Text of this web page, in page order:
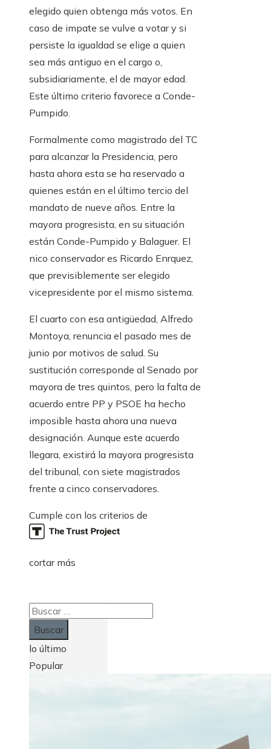
elegido quien obtenga más votos. En
caso de impate se vulve a votar y si
persiste la igualdad se elige a quien
sea más antiguo en el cargo o,
subsidiariamente, el de mayor edad.
Este último criterio favorece a Conde-
Pumpido.
Formalmente como magistrado del TC
para alcanzar la Presidencia, pero
hasta ahora esta se ha reservado a
quienes están en el último tercio del
mandato de nueve años. Entre la
mayora progresista, en su situación
están Conde-Pumpido y Balaguer. El
nico conservador es Ricardo Enrquez,
que previsiblemente ser elegido
vicepresidente por el mismo sistema.
El cuarto con esa antigüedad, Alfredo
Montoya, renuncia el pasado mes de
junio por motivos de salud. Su
sustitución corresponde al Senado por
mayora de tres quintos, pero la falta de
acuerdo entre PP y PSOE ha hecho
imposible hasta ahora una nueva
designación. Aunque este acuerdo
llegara, existirá la mayora progresista
del tribunal, con siete magistrados
frente a cinco conservadores.
Cumple con los criterios de
cortar más
Buscar:
lo último
Popular